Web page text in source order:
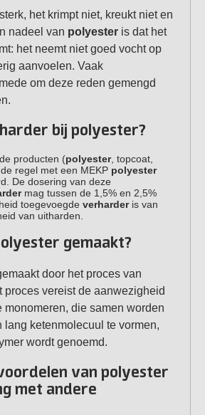
het krimpt niet, kreukt niet en
nadeel van polyesteris dat het
het neemt niet goed vocht op
aanvoelen. Vaak
om deze reden gemengd
bij polyester?
producten (polyester, topcoat,
regel met een MEKP polyester
De dosering van deze
mag tussen de 1,5% en 2,5%
toegevoegde verharderis van
van uitharden.
gemaakt?
door het proces van
proces vereist de aanwezigheid
monomeren, die samen worden
lang ketenmolecuul te vormen,
wordt genoemd.
van polyester
met andere